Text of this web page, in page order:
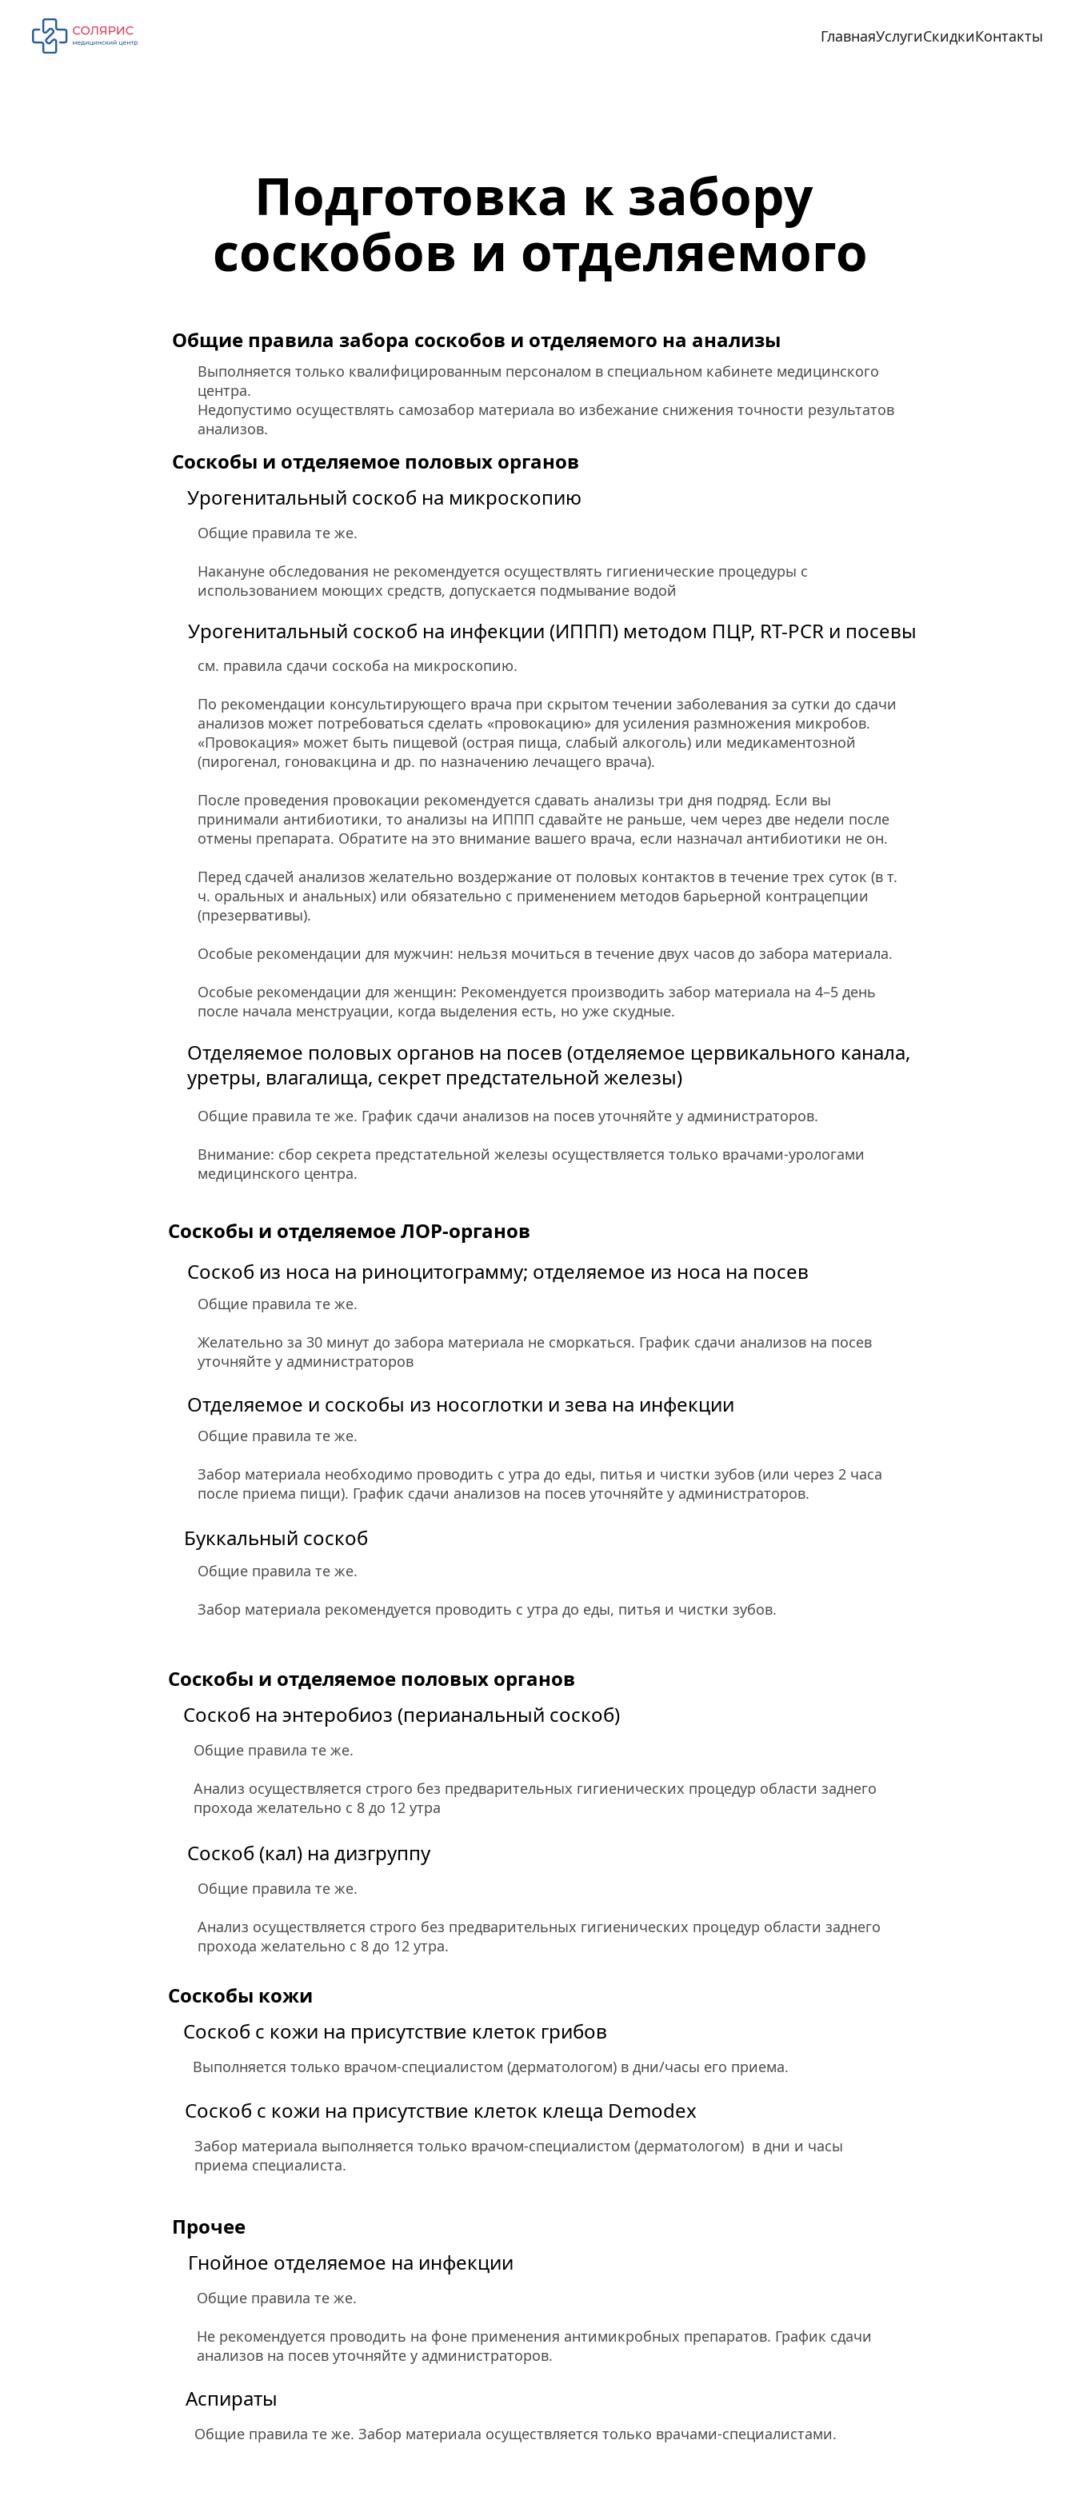
ГлавнаяУслугиСкидкиКонтакты
Подготовка к забору
соскобов и отделяемого
Общие правила забора соскобов и отделяемого на анализы
Выполняется только квалифицированным персоналом в специальном кабинете медицинского
центра.
Недопустимо осуществлять самозабор материала во избежание снижения точности результатов
анализов.
Соскобы и отделяемое половых органов
Урогенитальный соскоб на микроскопию
Общие правила те же.
Накануне обследования не рекомендуется осуществлять гигиенические процедуры с
использованием моющих средств, допускается подмывание водой
Урогенитальный соскоб на инфекции (ИППП) методом ПЦР, RT-PCR и посевы
см. правила сдачи соскоба на микроскопию.
По рекомендации консультирующего врача при скрытом течении заболевания за сутки до сдачи
анализов может потребоваться сделать «провокацию» для усиления размножения микробов.
«Провокация» может быть пищевой (острая пища, слабый алкоголь) или медикаментозной
(пирогенал, гоновакцина и др. по назначению лечащего врача).
После проведения провокации рекомендуется сдавать анализы три дня подряд. Если вы
принимали антибиотики, то анализы на ИППП сдавайте не раньше, чем через две недели после
отмены препарата. Обратите на это внимание вашего врача, если назначал антибиотики не он.
Перед сдачей анализов желательно воздержание от половых контактов в течение трех суток (в т.
ч. оральных и анальных) или обязательно с применением методов барьерной контрацепции
(презервативы).
Особые рекомендации для мужчин: нельзя мочиться в течение двух часов до забора материала.
Особые рекомендации для женщин: Рекомендуется производить забор материала на 4–5 день
после начала менструации, когда выделения есть, но уже скудные.
Отделяемое половых органов на посев (отделяемое цервикального канала,
уретры, влагалища, секрет предстательной железы)
Соскоб из носа на риноцитограмму; отделяемое из носа на посев
Общие правила те же. График сдачи анализов на посев уточняйте у администраторов.
Внимание: сбор секрета предстательной железы осуществляется только врачами-урологами
медицинского центра.
Соскобы и отделяемое ЛОР-органов
Общие правила те же.
Желательно за 30 минут до забора материала не сморкаться. График сдачи анализов на посев
уточняйте у администраторов
Отделяемое и соскобы из носоглотки и зева на инфекции
Общие правила те же.
Забор материала необходимо проводить с утра до еды, питья и чистки зубов (или через 2 часа
после приема пищи). График сдачи анализов на посев уточняйте у администраторов.
Буккальный соскоб
Общие правила те же.
Забор материала рекомендуется проводить с утра до еды, питья и чистки зубов.
Соскобы и отделяемое половых органов
Соскоб на энтеробиоз (перианальный соскоб)
Общие правила те же.
Анализ осуществляется строго без предварительных гигиенических процедур области заднего
прохода желательно с 8 до 12 утра
Соскоб (кал) на дизгруппу
Общие правила те же.
Анализ осуществляется строго без предварительных гигиенических процедур области заднего
прохода желательно с 8 до 12 утра.
Соскобы кожи
Соскоб с кожи на присутствие клеток грибов
Выполняется только врачом-специалистом (дерматологом) в дни/часы его приема.
Соскоб с кожи на присутствие клеток клеща Demodex
Забор материала выполняется только врачом-специалистом (дерматологом)  в дни и часы
приема специалиста.
Прочее
Гнойное отделяемое на инфекции
Общие правила те же.
Не рекомендуется проводить на фоне применения антимикробных препаратов. График сдачи
анализов на посев уточняйте у администраторов.
Аспираты
Общие правила те же. Забор материала осуществляется только врачами-специалистами.